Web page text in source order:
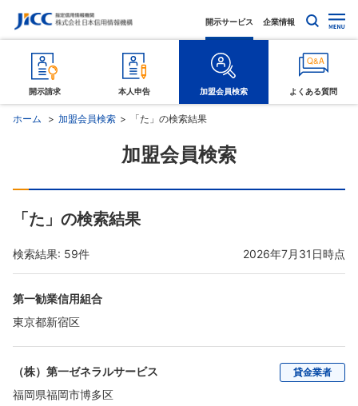
開示サービス 企業情報
開示請求 本人申告 加盟会員検索 よくある質問
ホーム 加盟会員検索 「た」の検索結果
加盟会員検索
「た」の検索結果
検索結果: 59件 2026年7月31日時点
第一勧業信用組合
東京都新宿区
（株）第一ゼネラルサービス
福岡県福岡市博多区
貸金業者